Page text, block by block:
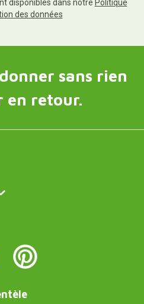
disponibles dans notre Politique
des données
sans rien
en retour.